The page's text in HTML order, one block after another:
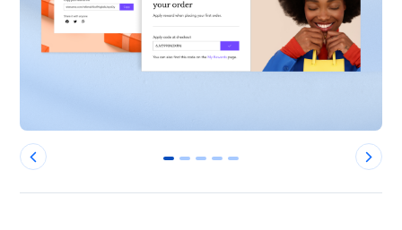
0 1 2 3 4